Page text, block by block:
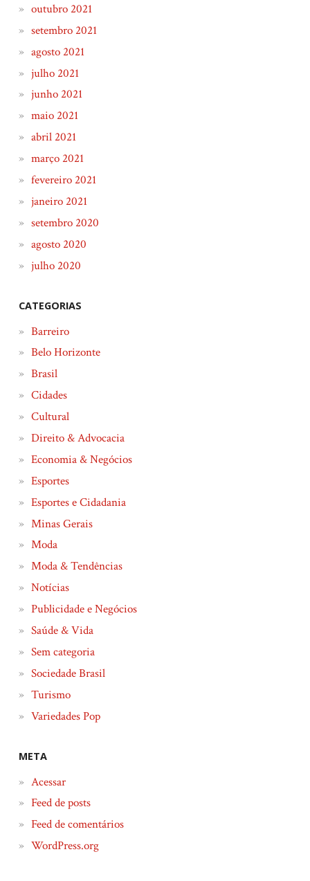
outubro 2021
setembro 2021
agosto 2021
julho 2021
junho 2021
maio 2021
abril 2021
março 2021
fevereiro 2021
janeiro 2021
setembro 2020
agosto 2020
julho 2020
CATEGORIAS
Barreiro
Belo Horizonte
Brasil
Cidades
Cultural
Direito & Advocacia
Economia & Negócios
Esportes
Esportes e Cidadania
Minas Gerais
Moda
Moda & Tendências
Notícias
Publicidade e Negócios
Saúde & Vida
Sem categoria
Sociedade Brasil
Turismo
Variedades Pop
META
Acessar
Feed de posts
Feed de comentários
WordPress.org